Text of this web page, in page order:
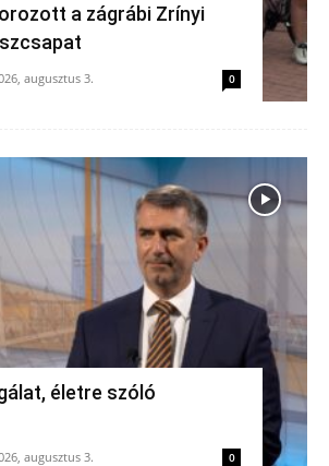
a zágrábi Zrínyi
augusztus 3. 0
életre szóló
augusztus 3. 0